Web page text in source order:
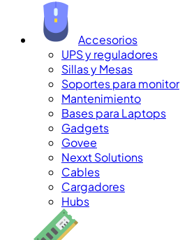
Accesorios
UPS y reguladores
Sillas y Mesas
Soportes para monitor
Mantenimiento
Bases para Laptops
Gadgets
Govee
Nexxt Solutions
Cables
Cargadores
Hubs